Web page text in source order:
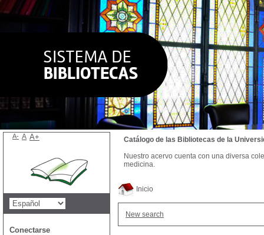
Inicio
New search
Catálogo de las Bibliotecas de la
Nuestro acervo cuenta con una diversa
medicina.
A- A A+
Conectarse